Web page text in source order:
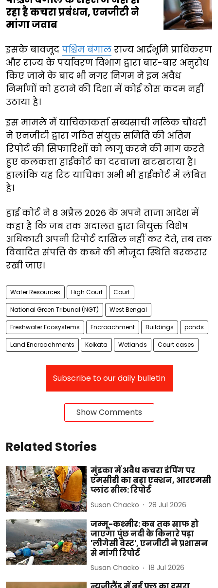
रहा है कचरा प्रबंधन, एनजीटी ने
मांगा जवाब
इसके बावजूद पश्चिम बंगाल राज्य आर्द्रभूमि प्राधिकरण
और राज्य के पर्यावरण विभाग द्वारा बार-बार अनुरोध
किए जाने के बाद भी नगर निगम ने इन अवैध
निर्माणों को हटाने की दिशा में कोई ठोस कदम नहीं
उठाया है।
इस मामले में याचिकाकर्ता सब्यसाची मलिक चौधरी
ने एनजीटी द्वारा गठित संयुक्त समिति की अंतिम
रिपोर्ट की सिफारिशों को लागू करने की मांग करते
हुए कलकत्ता हाईकोर्ट का दरवाजा खटखटाया है।
हालांकि यह रिट याचिका अभी भी हाईकोर्ट में लंबित
है।
हाई कोर्ट ने 8 अप्रैल 2026 के अपने ताजा आदेश में
कहा है कि जब तक अदालत द्वारा नियुक्त विशेष
अधिकारी अपनी रिपोर्ट दाखिल नहीं कर देते, तब तक
विवादित संपत्ति के कब्जे की मौजूदा स्थिति बरकरार
रखी जाए।
Water Resources High Court Court
National Green Tribunal (NGT) West Bengal
Freshwater Ecosystems Encroachment Buildings ponds
Land Encroachments Kolkata Wetlands Court cases
Subscribe to our daily bulletin
Show Comments
Related Stories
मुंडका में अवैध कचरा डंपिंग पर
एमसीडी का बड़ा एक्शन, आरएमसी
प्लांट सील: रिपोर्ट
Susan Chacko 28 Jul 2026
जम्मू-कश्मीर: कब तक साफ हो
जाएगा पुंछ नदी के किनारे पड़ा
'लीगेसी वेस्ट', एनजीटी ने प्रशासन
से मांगी रिपोर्ट
Susan Chacko 18 Jul 2026